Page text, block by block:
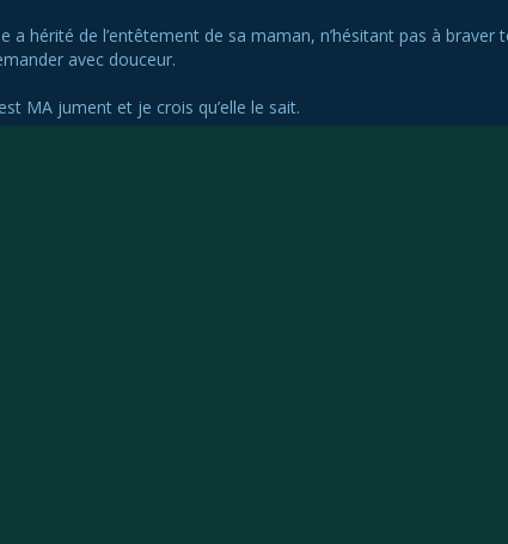
a hérité de l’entêtement de sa maman, n’hésitant pas à
avec douceur.
MA jument et je crois qu’elle le sait.